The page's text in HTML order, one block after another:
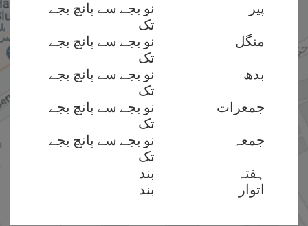
پیر
نو بجے سے پانچ بجے
تک
منگل
نو بجے سے پانچ بجے
تک
بدھ
نو بجے سے پانچ بجے
تک
جمعرات
نو بجے سے پانچ بجے
تک
جمعہ
نو بجے سے پانچ بجے
تک
ہفتہ
بند
اتوار
بند